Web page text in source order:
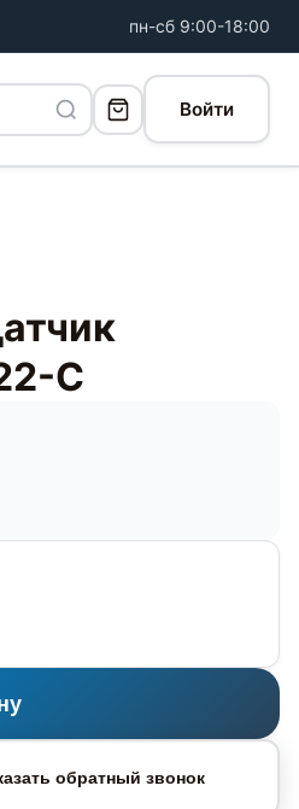
пн-сб 9:00-18:00
Войти
С
обратный звонок